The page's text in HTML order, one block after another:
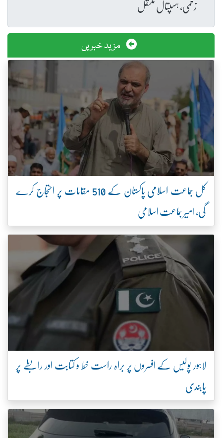
زخمی، ہسپتال منتقل
مزید خبریں
کل جماعت اسلامی پاکستان کے 510 مقامات پر احتجاج کرے
گی، امیر جماعت اسلامی
لاہور پولیس کے افسروں پر براہ راست خط و کتابت اور رابطے پر
پابندی